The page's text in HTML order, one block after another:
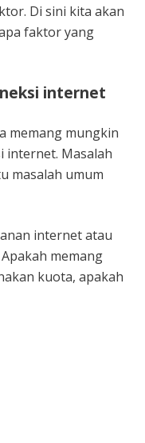
Di sini kita akan
faktor yang
internet
memang mungkin
internet. Masalah
masalah umum
internet atau
memang
kuota, apakah